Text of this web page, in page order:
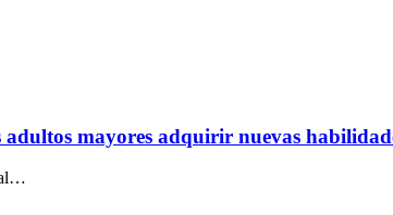
mayores adquirir nuevas